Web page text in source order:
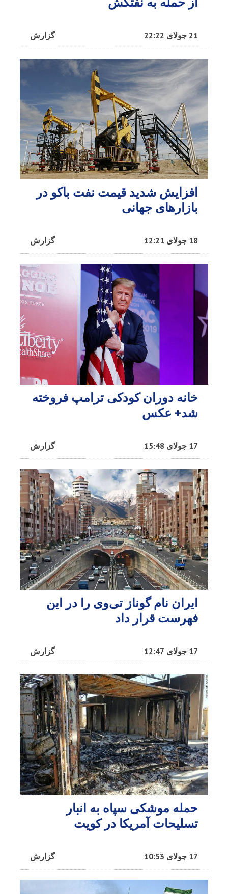
گزارش 21 جولای 22:22
افزایش شدید قیمت نفت باکو در
بازارهای جهانی
گزارش 18 جولای 12:21
خانه دوران کودکی ترامپ فروخته
شد+ عکس
گزارش 17 جولای 15:48
ایران نام گوناز تی‌وی را در این
فهرست قرار داد
گزارش 17 جولای 12:47
حمله موشکی سپاه به انبار
تسلیحات آمریکا در کویت
گزارش 17 جولای 10:53